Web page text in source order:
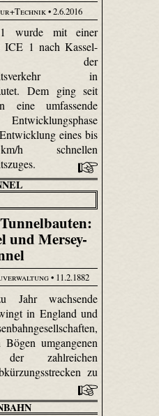
• 2.6.2016
wurde mit einer
ICE 1 nach Kassel-
der
in
Dem ging seit
eine umfassende
eines bis
schnellen
und Mersey-
• 11.2.1882
wachsende
in England und
umgangenen
der zahlreichen
zu